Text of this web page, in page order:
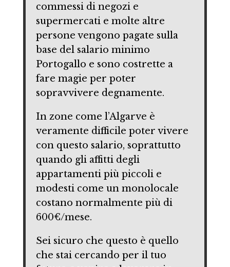
commessi di negozi e
supermercati e molte altre
persone vengono pagate sulla
base del salario minimo
Portogallo e sono costrette a
fare magie per poter
sopravvivere degnamente.
In zone come l’Algarve è
veramente difficile poter vivere
con questo salario, soprattutto
quando gli affitti degli
appartamenti più piccoli e
modesti come un monolocale
costano normalmente più di
600€/mese.
Sei sicuro che questo è quello
che stai cercando per il tuo